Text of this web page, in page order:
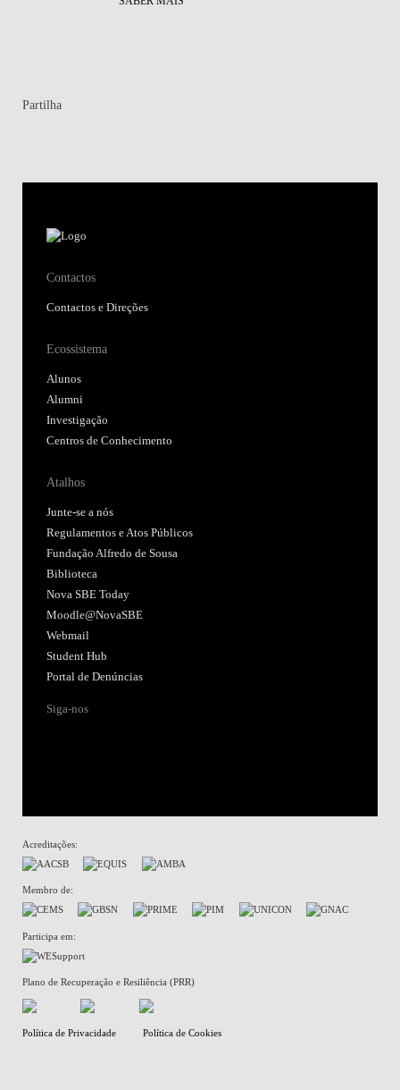
Partilha
Contactos
Contactos e Direções
Ecossistema
Alunos
Alumni
Investigação
Centros de Conhecimento
Atalhos
Junte-se a nós
Regulamentos e Atos Públicos
Fundação Alfredo de Sousa
Biblioteca
Nova SBE Today
Moodle@NovaSBE
Webmail
Student Hub
Portal de Denúncias
Siga-nos
Acreditações:
Membro de:
Participa em:
Plano de Recuperação e Resiliência (PRR)
Política de Privacidade Política de Cookies